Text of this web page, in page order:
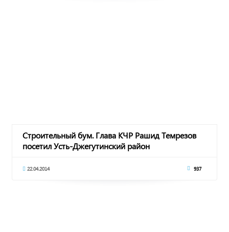
Строительный бум. Глава КЧР Рашид Темрезов
посетил Усть-Джегутинский район
22.04.2014 937